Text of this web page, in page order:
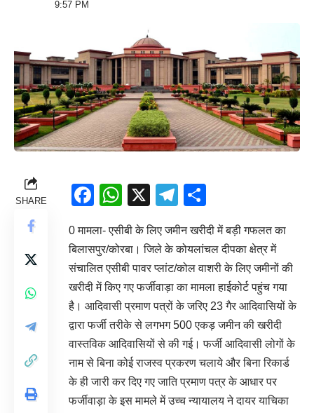
9:57 PM
SHARE Facebook
WhatsApp
X Telegram
0 मामला- एसीबी के लिए जमीन खरीदी में बड़ी गफलत का
बिलासपुर/कोरबा। जिले के कोयलांचल दीपका क्षेत्र में
संचालित एसीबी पावर प्लांट/कोल वाशरी के लिए जमीनों की
खरीदी में किए गए फर्जीवाड़ा का मामला हाईकोर्ट पहुंच गया
है। आदिवासी प्रमाण पत्रों के जरिए 23 गैर आदिवासियों के
द्वारा फर्जी तरीके से लगभग 500 एकड़ जमीन की खरीदी
वास्तविक आदिवासियों से की गई। फर्जी आदिवासी लोगों के
नाम से बिना कोई राजस्व प्रकरण चलाये और बिना रिकार्ड
के ही जारी कर दिए गए जाति प्रमाण पत्र के आधार पर
फर्जीवाड़ा के इस मामले में उच्च न्यायालय ने दायर याचिका